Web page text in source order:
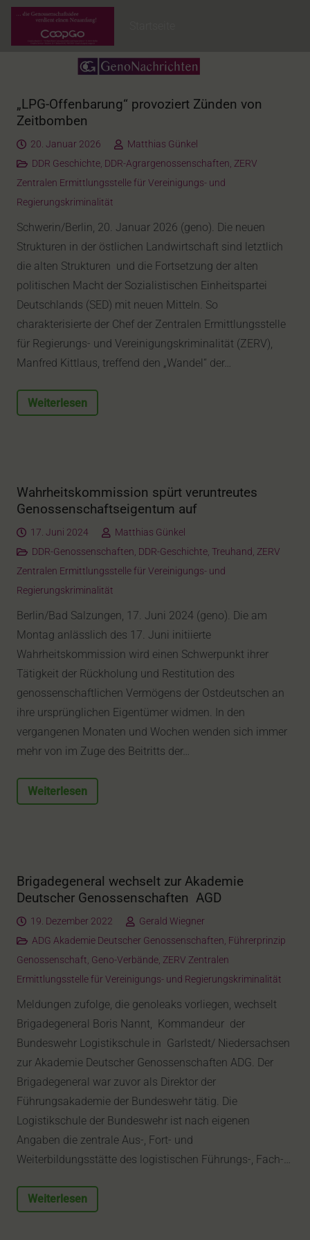
„LPG-Offenbarung“ provoziert Zünden von
Zeitbomben
20. Januar 2026
Matthias Günkel
DDR Geschichte, DDR-Agrargenossenschaften, ZERV
Zentralen Ermittlungsstelle für Vereinigungs- und
Regierungskriminalität
Schwerin/Berlin, 20. Januar 2026 (geno). Die neuen
Strukturen in der östlichen Landwirtschaft sind letztlich
die alten Strukturen und die Fortsetzung der alten
politischen Macht der Sozialistischen Einheitspartei
Deutschlands (SED) mit neuen Mitteln. So
charakterisierte der Chef der Zentralen Ermittlungsstelle
für Regierungs- und Vereinigungskriminalität (ZERV),
Manfred Kittlaus, treffend den „Wandel“ der…
Weiterlesen
Wahrheitskommission spürt veruntreutes
Genossenschaftseigentum auf
17. Juni 2024
Matthias Günkel
DDR-Genossenschaften, DDR-Geschichte, Treuhand, ZERV
Zentralen Ermittlungsstelle für Vereinigungs- und
Regierungskriminalität
Berlin/Bad Salzungen, 17. Juni 2024 (geno). Die am
Montag anlässlich des 17. Juni initiierte
Wahrheitskommission wird einen Schwerpunkt ihrer
Tätigkeit der Rückholung und Restitution des
genossenschaftlichen Vermögens der Ostdeutschen an
ihre ursprünglichen Eigentümer widmen. In den
vergangenen Monaten und Wochen wenden sich immer
mehr von im Zuge des Beitritts der…
Weiterlesen
Brigadegeneral wechselt zur Akademie
Deutscher Genossenschaften AGD
19. Dezember 2022
Gerald Wiegner
ADG Akademie Deutscher Genossenschaften, Führerprinzip
Genossenschaft, Geno-Verbände, ZERV Zentralen
Ermittlungsstelle für Vereinigungs- und Regierungskriminalität
Meldungen zufolge, die genoleaks vorliegen, wechselt
Brigadegeneral Boris Nannt, Kommandeur der
Bundeswehr Logistikschule in Garlstedt/ Niedersachsen
zur Akademie Deutscher Genossenschaften ADG. Der
Brigadegeneral war zuvor als Direktor der
Führungsakademie der Bundeswehr tätig. Die
Logistikschule der Bundeswehr ist nach eigenen
Angaben die zentrale Aus-, Fort- und
Weiterbildungsstätte des logistischen Führungs-, Fach-…
Weiterlesen